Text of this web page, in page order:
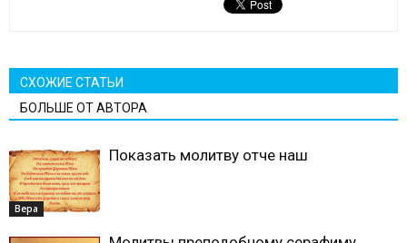
СХОЖИЕ СТАТЬИ
БОЛЬШЕ ОТ АВТОРА
Вера
Показать молитву отче наш